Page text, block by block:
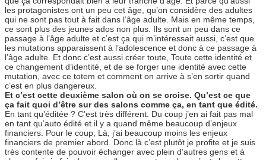
les protagonistes ont un peu cet âge, qu’on considère des adultes
qui ne sont pas tout à fait dans l’âge adulte. Mais en même temps,
ce sont plus des jeunes ados non plus. Ils sont un peu dans ce
passage à l’âge adulte et c’est ça qui m’intéressait aussi, c’est que
les mutations apparaissent à l’adolescence et donc à ce passage à
l’âge adulte. Et donc c’est aussi créer toute, Toute cette identité et
ce changement d’identité, et de se forger une identité avec cette
mutation, avec ce totem et comment on arrive à s’en sortir quand
c’est en plus dangereux.
Et c’est cette deuxième salon où on se croise. Qu’est ce que
ça fait quoi d’être sur des salons comme ça, en tant que édité.
En tant qu’éditée ? C’est très différent. Du coup j’en ai fait pas mal
en tant qu’auto édité et il y a quand même beaucoup d’enjeux
financiers. Pour le coup, Là, j’ai beaucoup moins les enjeux
financiers de premier abord. Donc là c’est plutôt je profite et je suis
très contente de pouvoir échanger avec plein d’autres gens et à